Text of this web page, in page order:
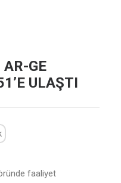
GE
ULAŞTI
faaliyet